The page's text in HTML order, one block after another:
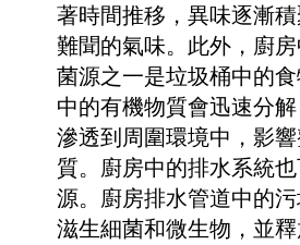
著時間推移，異味逐漸
難聞的氣味。此外，廚
菌源之一是垃圾桶中的
中的有機物質會迅速分
滲透到周圍環境中，影
質。廚房中的排水系統
源。廚房排水管道中的
滋生細菌和微生物，並釋